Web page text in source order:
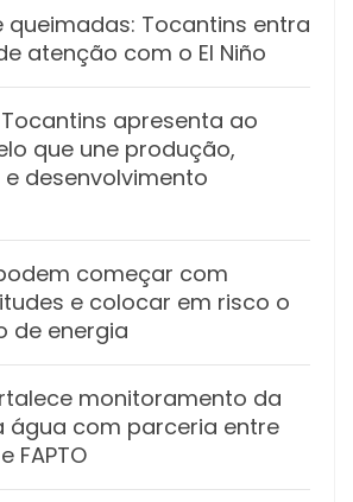
queimadas: Tocantins entra
atenção com o El Niño
Tocantins apresenta ao
que une produção,
desenvolvimento
começar com
e colocar em risco o
de energia
monitoramento da
água com parceria entre
FAPTO